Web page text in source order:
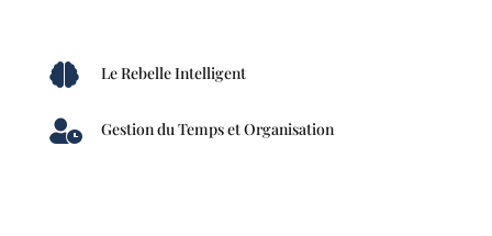
 Le Rebelle Intelligent
 Gestion du Temps et Organisation